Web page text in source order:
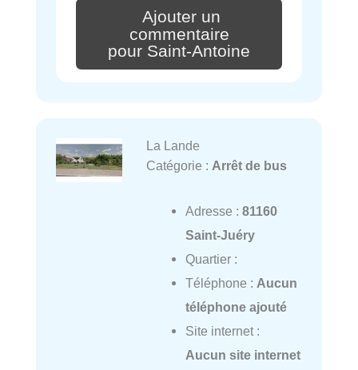
Ajouter un
commentaire
pour Saint-Antoine
La Lande
Catégorie : Arrêt de bus
Adresse : 81160
Saint-Juéry
Quartier :
Téléphone : Aucun
téléphone ajouté
Site internet :
Aucun site internet